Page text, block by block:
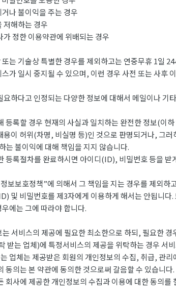
불이익을 주는 경우
해하는 경우
정한 이용약관에 위배되는 경우
또는 기술상 특별한 경우를 제외하고는 연중무휴 1일
가 일시 중지될 수 있으며, 이런 경우 사전 또는 사후
요하다고 인정되는 다양한 정보에 대해서 메일이나
록할 경우 현재의 사실과 일치하는 완전한 정보(이
용이 허위(차명, 비실명 등)인 것으로 판명되거나, 그
는 불이익에 대해 책임을 지지 않습니다.
등록절차를 완료하시면 아이디(ID), 비밀번호 등을
보보호정책”에 의해서 그 책임을 지는 경우를 제외
및 비밀번호를 제3자에게 이용하게 해서는 안됩니
에는 그에 따라야 합니다.
서비스의 제공에 필요한 최소한으로 하되, 필요한 경
받는 업체)에 특정서비스의 제공을 위탁하는 경우 서
업체는 제공받은 회원의 개인정보의 수집, 취급, 관
동의는 본 약관에 동의한 것으로써 갈음할 수 있습니다.
회사에 제공한 개인정보의 수집과 이용에 대한 동의